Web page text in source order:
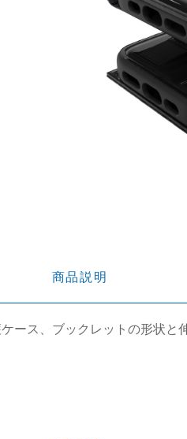
商品説明
ース、ブックレットの形状